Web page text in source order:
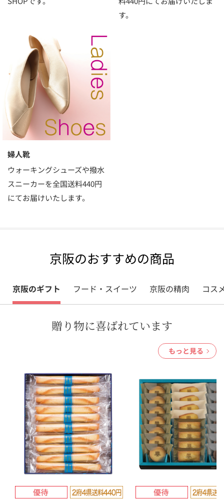
す。
婦人靴
ウォーキングシューズや撥水
スニーカーを全国送料440円
にてお届けいたします。
京阪のおすすめの商品
京阪のギフト フード・スイーツ 京阪の精肉 コス
贈り物に喜ばれています
もっと見る